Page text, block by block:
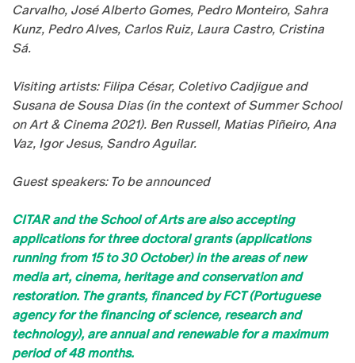
Carvalho, José Alberto Gomes, Pedro Monteiro, Sahra
Kunz, Pedro Alves, Carlos Ruiz, Laura Castro, Cristina
Sá.
Visiting artists: Filipa César, Coletivo Cadjigue and
Susana de Sousa Dias (in the context of Summer School
on Art & Cinema 2021). Ben Russell, Matias Piñeiro, Ana
Vaz, Igor Jesus, Sandro Aguilar.
Guest speakers: To be announced
CITAR and the School of Arts are also accepting
applications for three doctoral grants (applications
running from 15 to 30 October) in the areas of new
media art, cinema, heritage and conservation and
restoration. The grants, financed by FCT (Portuguese
agency for the financing of science, research and
technology), are annual and renewable for a maximum
period of 48 months.